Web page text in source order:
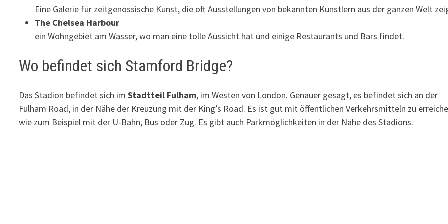
Eine Galerie für zeitgenössische Kunst, die oft Ausstellungen von bekannten Künstlern aus der ganzen Welt
The Chelsea Harbour
ein Wohngebiet am Wasser, wo man eine tolle Aussicht hat und einige Restaurants und Bars findet.
Wo befindet sich Stamford Bridge?
Das Stadion befindet sich imStadtteil Fulham, im Westen von London. Genauer gesagt, es befindet sich an der
Fulham Road, in der Nähe der Kreuzung mit der King’s Road. Es ist gut mit öffentlichen Verkehrsmitteln zu
wie zum Beispiel mit der U-Bahn, Bus oder Zug. Es gibt auch Parkmöglichkeiten in der Nähe des Stadions.